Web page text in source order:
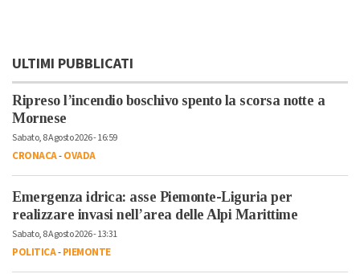
ULTIMI PUBBLICATI
Ripreso l’incendio boschivo spento la scorsa notte a
Mornese
Sabato, 8 Agosto 2026 - 16:59
CRONACA-OVADA
Emergenza idrica: asse Piemonte-Liguria per
realizzare invasi nell’area delle Alpi Marittime
Sabato, 8 Agosto 2026 - 13:31
POLITICA-PIEMONTE